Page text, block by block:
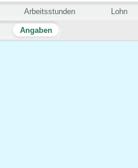
Angaben
Arbeitsstunden Lohn